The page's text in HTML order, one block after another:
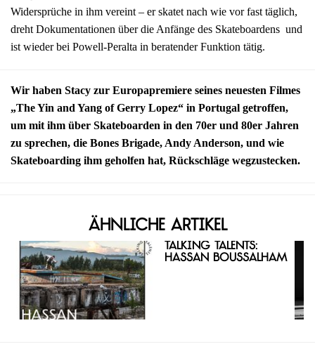
Widersprüche in ihm vereint – er skatet nach wie vor fast täglich,
dreht Dokumentationen über die Anfänge des Skateboardens und
ist wieder bei Powell-Peralta in beratender Funktion tätig.
Wir haben Stacy zur Europapremiere seines neuesten Filmes
„The Yin and Yang of Gerry Lopez“ in Portugal getroffen,
um mit ihm über Skateboarden in den 70er und 80er Jahren
zu sprechen, die Bones Brigade, Andy Anderson, und wie
Skateboarding ihm geholfen hat, Rückschläge wegzustecken.
Ähnliche Artikel
Talking Talents:
Hassan Boussalham